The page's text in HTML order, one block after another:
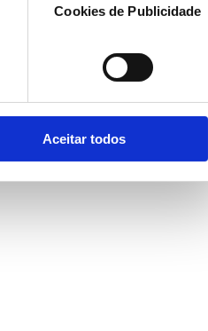
Cookies de Publicidade
Aceitar todos